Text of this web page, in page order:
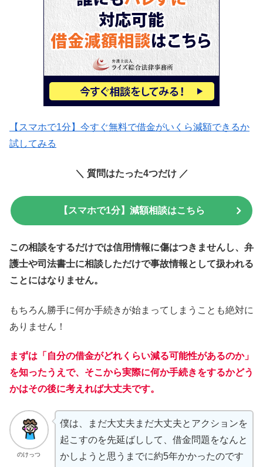
【スマホで1分】今すぐ無料で借金がいくら減額できるか
試してみる
＼ 質問はたった4つだけ／
【スマホで1分】減額相談はこちら
この相談をするだけでは信用情報に傷はつきませんし、弁
護士や司法書士に相談しただけで事故情報として扱われる
ことにはなりません。
もちろん勝手に何か手続きが始まってしまうことも絶対に
ありません！
まずは「自分の借金がどれくらい減る可能性があるのか」
を知ったうえで、そこから実際に何か手続きをするかどう
かはその後に考えれば大丈夫です。
のけっつ
僕は、まだ大丈夫まだ大丈夫とアクションを
起こすのを先延ばしして、借金問題をなんと
かしようと思うまでに約5年かかったのです